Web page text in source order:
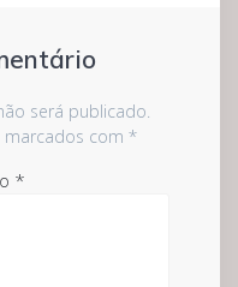
será publicado.
com *
*